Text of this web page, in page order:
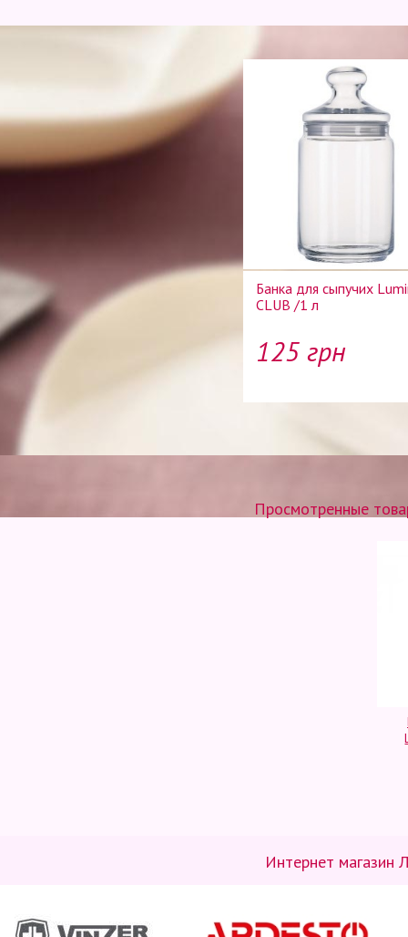
Банка для сыпучих
CLUB /1 л
125 грн
Просмотренные
Интернет магазин